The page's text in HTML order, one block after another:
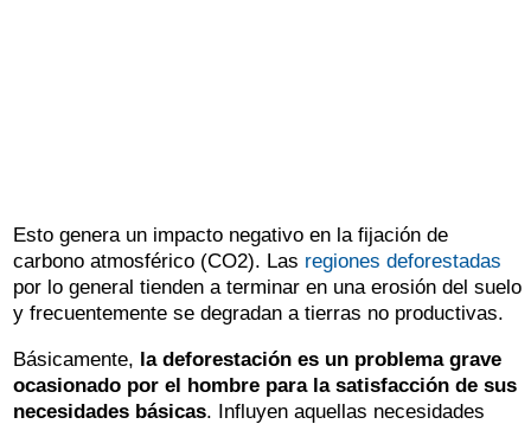
Esto genera un impacto negativo en la fijación de
carbono atmosférico (CO2). Las regiones deforestadas
por lo general tienden a terminar en una erosión del suelo
y frecuentemente se degradan a tierras no productivas.
Básicamente, la deforestación es un problema grave
ocasionado por el hombre para la satisfacción de sus
necesidades básicas. Influyen aquellas necesidades